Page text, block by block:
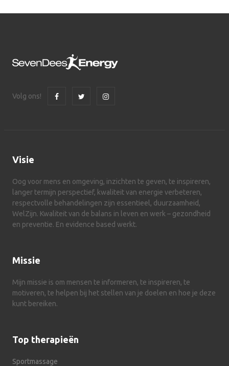
Volg ons!
Visie
Oog voor mens en omgeving, inzichten te geven, te inspireren,
langer termijn perspectief, kwaliteit van energie verbeteren,
respectvolle behandelingen zijn essentieel, duurzaamheid,
WelZijn. Kwaliteit van de balans in leven en werk – gezondheid
en preventie. En evidence based werkt.
Missie
Mijn missie is om mensen te informeren, te inspireren, te
motiveren, te helpen bij het stellen van je doelen en hoe je deze
kunt bereiken.
Top therapieën
Sportmassage